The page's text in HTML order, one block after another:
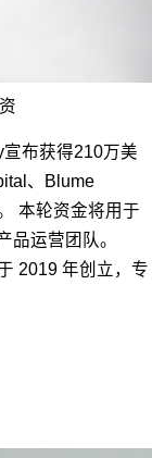
布获得210万美
、Blume
本轮资金将用于
品运营团队。
2019 年创立，专